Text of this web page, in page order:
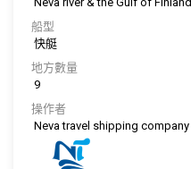
船型
快艇
地方數量
9
操作者
Neva travel shipping company